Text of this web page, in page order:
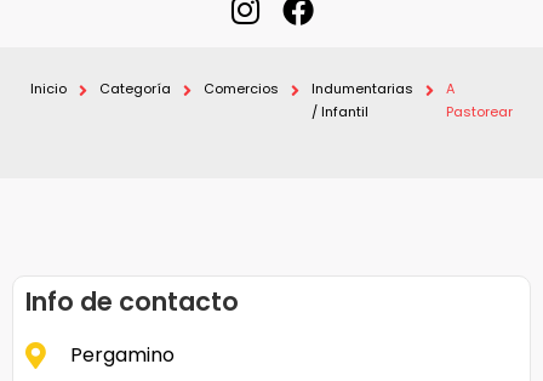
Inicio Categoría Comercios
Indumentarias
/ Infantil
A
Pastorear
Info de contacto
Pergamino